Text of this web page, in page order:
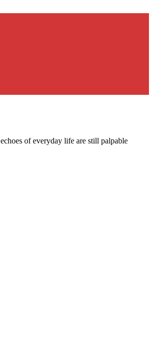
of everyday life are still palpable